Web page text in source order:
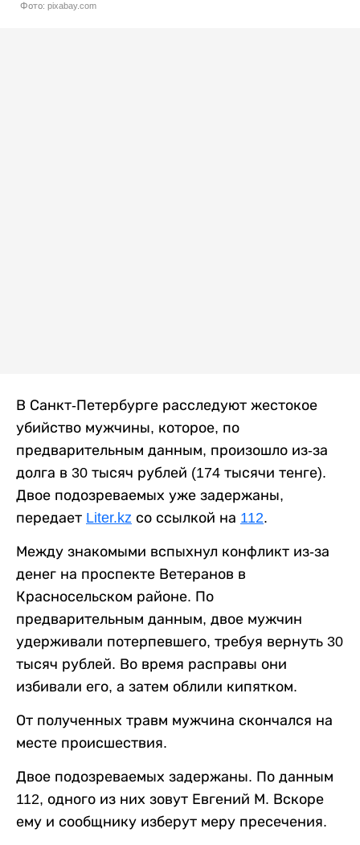
Фото: pixabay.com
В Санкт-Петербурге расследуют жестокое
убийство мужчины, которое, по
предварительным данным, произошло из-за
долга в 30 тысяч рублей (174 тысячи тенге).
Двое подозреваемых уже задержаны,
передает Liter.kz со ссылкой на 112.
Между знакомыми вспыхнул конфликт из-за
денег на проспекте Ветеранов в
Красносельском районе. По
предварительным данным, двое мужчин
удерживали потерпевшего, требуя вернуть 30
тысяч рублей. Во время расправы они
избивали его, а затем облили кипятком.
От полученных травм мужчина скончался на
месте происшествия.
Двое подозреваемых задержаны. По данным
112, одного из них зовут Евгений М. Вскоре
ему и сообщнику изберут меру пресечения.